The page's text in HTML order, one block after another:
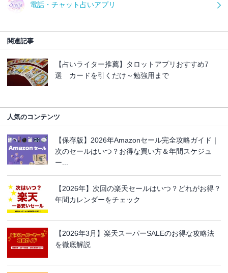
電話・チャット占いアプリ
関連記事
【占いライター推薦】タロットアプリおすすめ7
選 カードを引くだけ～勉強用まで
人気のコンテンツ
【保存版】2026年Amazonセール完全攻略ガイド｜
次のセールはいつ？お得な買い方＆年間スケジュ
ー...
【2026年】次回の楽天セールはいつ？どれがお得？
年間カレンダーをチェック
【2026年3月】楽天スーパーSALEのお得な攻略法
を徹底解説